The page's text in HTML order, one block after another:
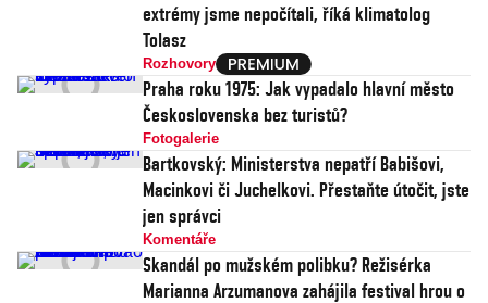
extrémy jsme nepočítali, říká klimatolog
Tolasz
Rozhovory
Praha roku 1975: Jak vypadalo hlavní město
Československa bez turistů?
Fotogalerie
Bartkovský: Ministerstva nepatří Babišovi,
Macinkovi či Juchelkovi. Přestaňte útočit, jste
jen správci
Komentáře
Skandál po mužském polibku? Režisérka
Marianna Arzumanova zahájila festival hrou o